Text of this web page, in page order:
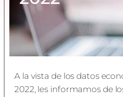
A la vista de los datos
2022, les informamos de